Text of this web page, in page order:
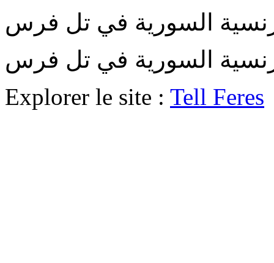
Explorer le site : Tell Feres